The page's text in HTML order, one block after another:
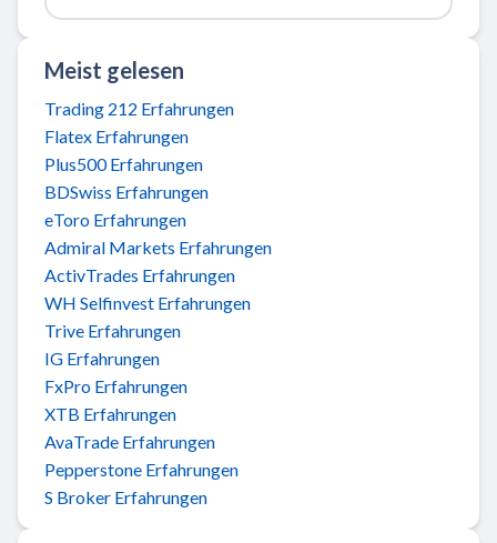
Meist gelesen
Trading 212 Erfahrungen
Flatex Erfahrungen
Plus500 Erfahrungen
BDSwiss Erfahrungen
eToro Erfahrungen
Admiral Markets Erfahrungen
ActivTrades Erfahrungen
WH Selfinvest Erfahrungen
Trive Erfahrungen
IG Erfahrungen
FxPro Erfahrungen
XTB Erfahrungen
AvaTrade Erfahrungen
Pepperstone Erfahrungen
S Broker Erfahrungen